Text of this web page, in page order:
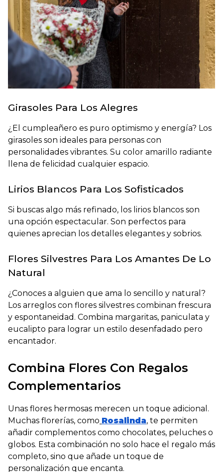
Girasoles Para Los Alegres
¿ El cumpleañero es puro optimismo y energía? Los
girasoles son ideales para personas con
personalidades vibrantes. Su color amarillo radiante
llena de felicidad cualquier espacio.
Lirios Blancos Para Los Sofisticados
Si buscas algo más refinado, los lirios blancos son
una opción espectacular. Son perfectos para
quienes aprecian los detalles elegantes y sobrios.
Flores Silvestres Para Los Amantes De Lo
Natural
¿Conoces a alguien que ama lo sencillo y natural?
Los arreglos con flores silvestres combinan frescura
y espontaneidad. Combina margaritas, paniculata y
eucalipto para lograr un estilo desenfadado pero
encantador.
Combina Flores Con Regalos
Complementarios
Unas flores hermosas merecen un toque adicional.
Muchas florerías, como Rosalinda, te permiten
añadir complementos como chocolates, peluches o
globos. Esta combinación no solo hace el regalo más
completo, sino que añade un toque de
personalización que encanta.